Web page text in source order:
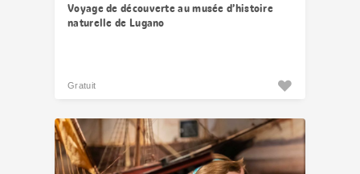
Voyage de découverte au musée d’histoire
naturelle de Lugano
Gratuit